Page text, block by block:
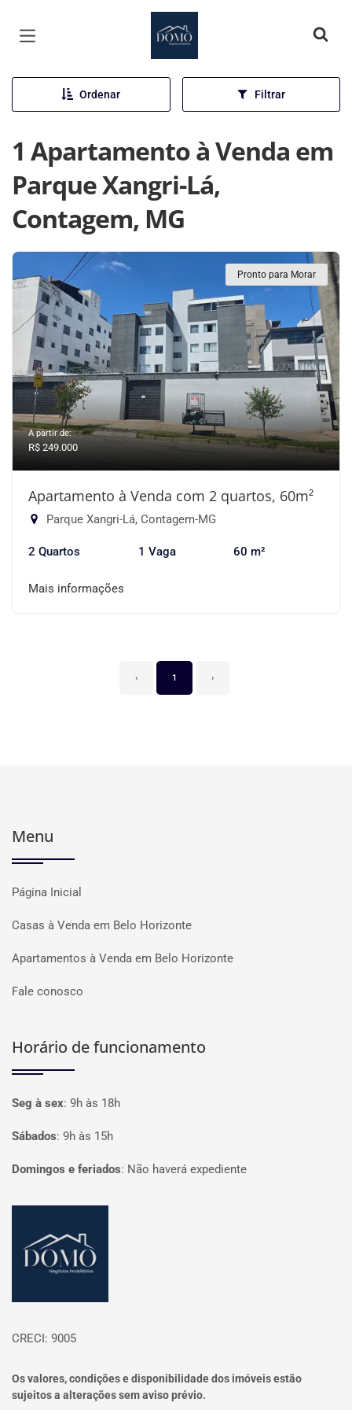
Página inicial
Ordenar Filtrar
1 Apartamento à Venda em
Parque Xangri-Lá,
Contagem, MG
Pronto para Morar
A partir de:
R$ 249.000
Apartamento à Venda com 2 quartos, 60m²
Parque Xangri-Lá, Contagem-MG
2 Quartos 1 Vaga 60 m²
Mais informações
‹ 1 ›
Menu
Página Inicial
Casas à Venda em Belo Horizonte
Apartamentos à Venda em Belo Horizonte
Fale conosco
Horário de funcionamento
Seg à sex: 9h às 18h
Sábados: 9h às 15h
Domingos e feriados: Não haverá expediente
CRECI: 9005
Os valores, condições e disponibilidade dos imóveis estão
sujeitos a alterações sem aviso prévio.